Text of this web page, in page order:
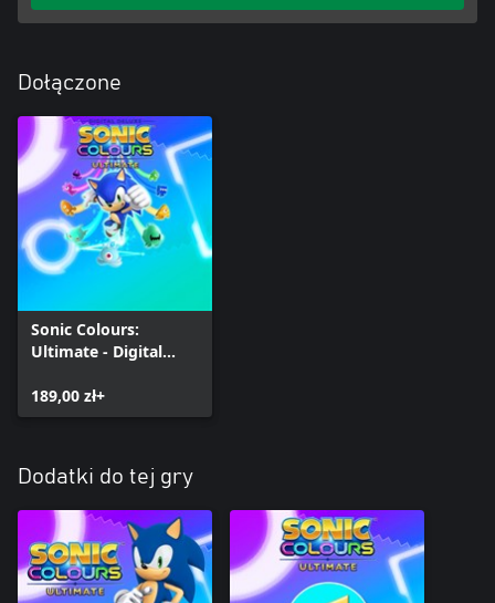
Dołączone
Sonic Colours:
Ultimate - Digital
189,00 zł+
Dodatki do tej gry